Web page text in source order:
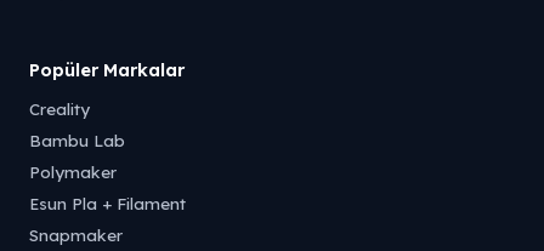
Popüler Markalar
Creality
Bambu Lab
Polymaker
Esun Pla + Filament
Snapmaker